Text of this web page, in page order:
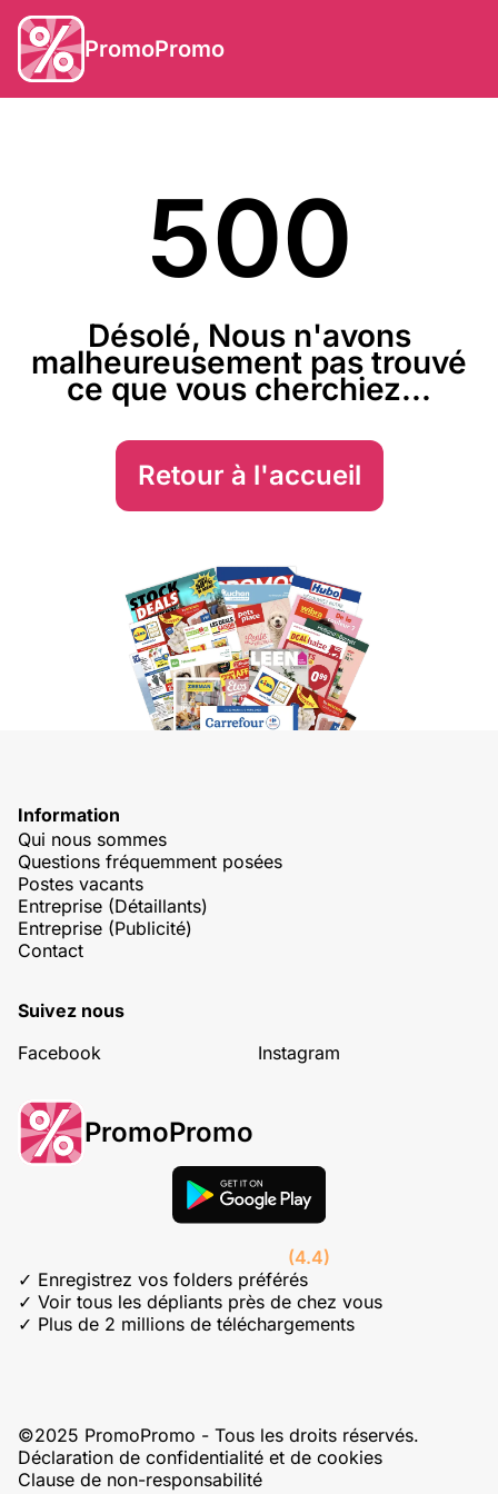
PromoPromo
500
Désolé, Nous n'avons
malheureusement pas trouvé
ce que vous cherchiez...
Retour à l'accueil
Information
Qui nous sommes
Questions fréquemment posées
Postes vacants
Entreprise (Détaillants)
Entreprise (Publicité)
Contact
Suivez nous
Facebook
Instagram
PromoPromo
(4.4)
✓ Enregistrez vos folders préférés
✓ Voir tous les dépliants près de chez vous
✓ Plus de 2 millions de téléchargements
©2025 PromoPromo - Tous les droits réservés.
Déclaration de confidentialité et de cookies
Clause de non-responsabilité